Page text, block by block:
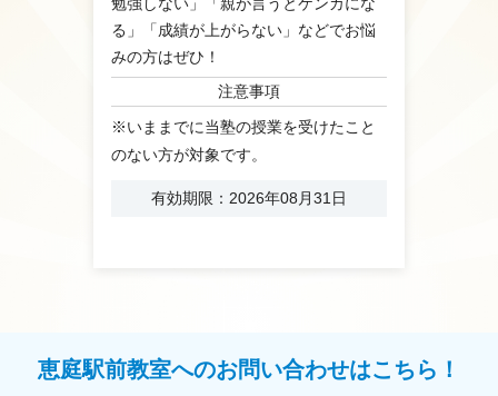
勉強しない」「親が言うとケンカにな
る」「成績が上がらない」などでお悩
みの方はぜひ！
注意事項
※いままでに当塾の授業を受けたこと
のない方が対象です。
有効期限：2026年08月31日
恵庭駅前教室へのお問い合わせはこちら！